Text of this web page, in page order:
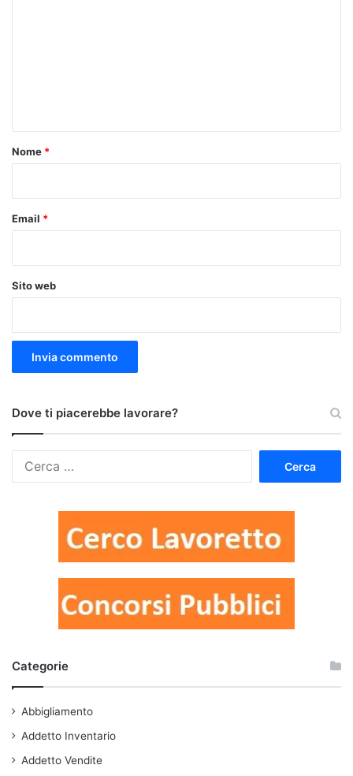
o
Nome *
Email *
Sito web
Dove ti piacerebbe lavorare?
Categorie
Abbigliamento
Addetto Inventario
Addetto Vendite